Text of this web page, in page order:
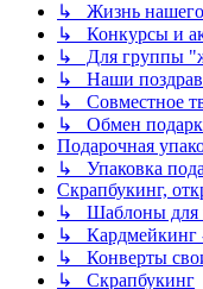
↳ Жизнь
↳ Конкурсы и
↳ Для группы
↳ Наши
↳ Совместное
↳ Обмен
Подарочная
↳ Упаковка
Скрапбукинг,
↳ Шаблоны для
↳ Кардмейкинг
↳ Конверты
↳ Скрапбукинг